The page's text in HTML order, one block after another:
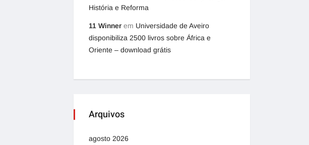
História e Reforma
11 Winner em Universidade de Aveiro
disponibiliza 2500 livros sobre África e
Oriente – download grátis
Arquivos
agosto 2026